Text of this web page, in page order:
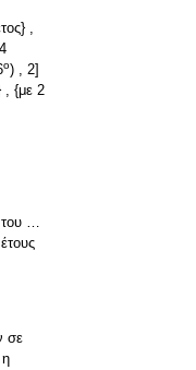
,
ο) , 2]
, {με 2
του …
σε
η